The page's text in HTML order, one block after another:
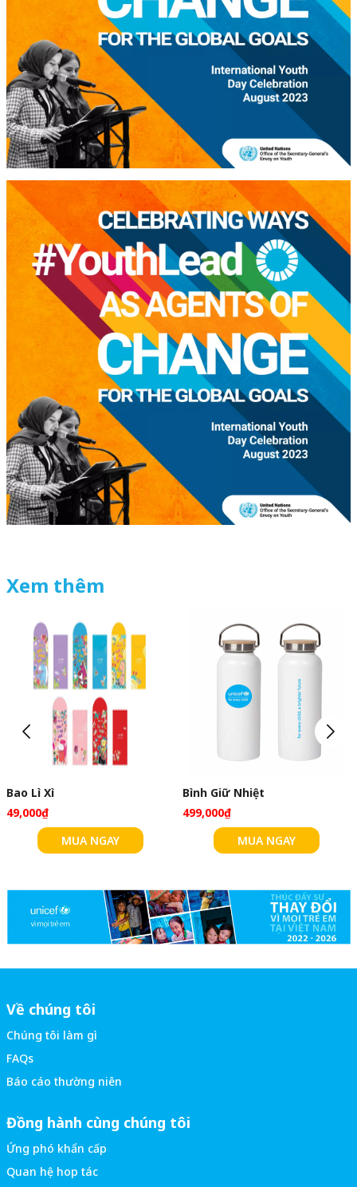
Xem thêm
Bao Lì Xì
49,000₫
MUA NGAY
Bình Giữ Nhiệt
499,000₫
MUA NGAY
Về chúng tôi
Chúng tôi làm gì
FAQs
Báo cáo thường niên
Đồng hành cùng chúng tôi
Ứng phó khẩn cấp
Quan hệ hop tác